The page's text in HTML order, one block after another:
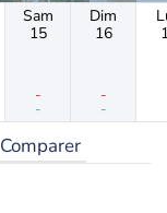
Sam
15
-
-
Dim
16
-
-
Comparer